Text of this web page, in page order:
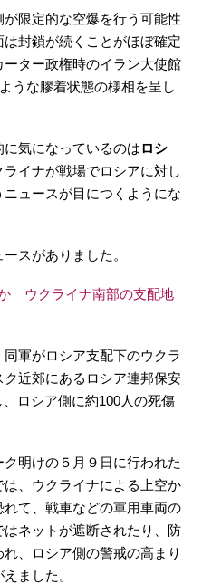
限定的な空爆を行う可能性
封鎖が続くことがほぼ確定
ター政権時のイラン大使館
うな膠着状態の様相を呈し
気になっているのはロシ
ライナが戦場でロシアに対し
ュースが目につくようにな
スがありました。
ウクライナ南部の支配地
軍がロシア支配下のウクラ
近郊にあるロシア連邦保安
ロシア側に約100人の死傷
明けの５月９日に行われた
、ウクライナによる上空か
て、戦車などの軍用車両の
ネットが遮断されたり、防
、ロシア側の警戒の高まり
ました。